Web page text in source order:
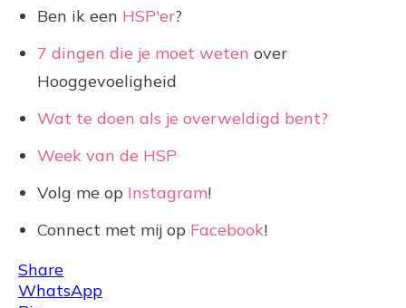
Ben ik een HSP'er?
7 dingen die je moet weten over
Hooggevoeligheid
Wat te doen als je overweldigd bent?
Week van de HSP
Volg me op Instagram!
Connect met mij op Facebook!
Share
WhatsApp